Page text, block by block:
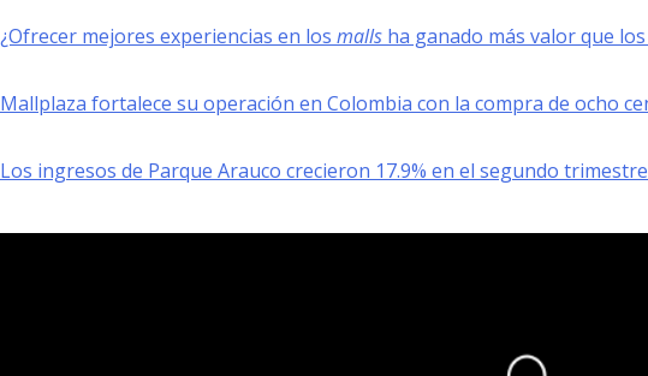
¿Ofrecer mejores experiencias en los malls ha ganado más valor que
Mallplaza fortalece su operación en Colombia con la compra de ocho
Los ingresos de Parque Arauco crecieron 17.9% en el segundo